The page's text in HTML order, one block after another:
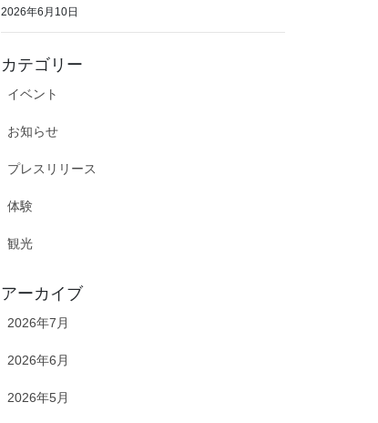
2026年6月10日
カテゴリー
イベント
お知らせ
プレスリリース
体験
観光
アーカイブ
2026年7月
2026年6月
2026年5月